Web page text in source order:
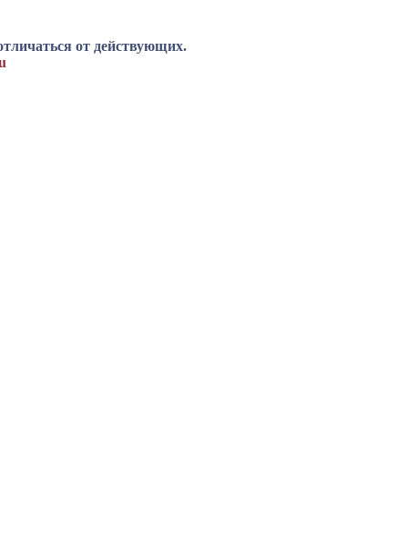
от действующих.